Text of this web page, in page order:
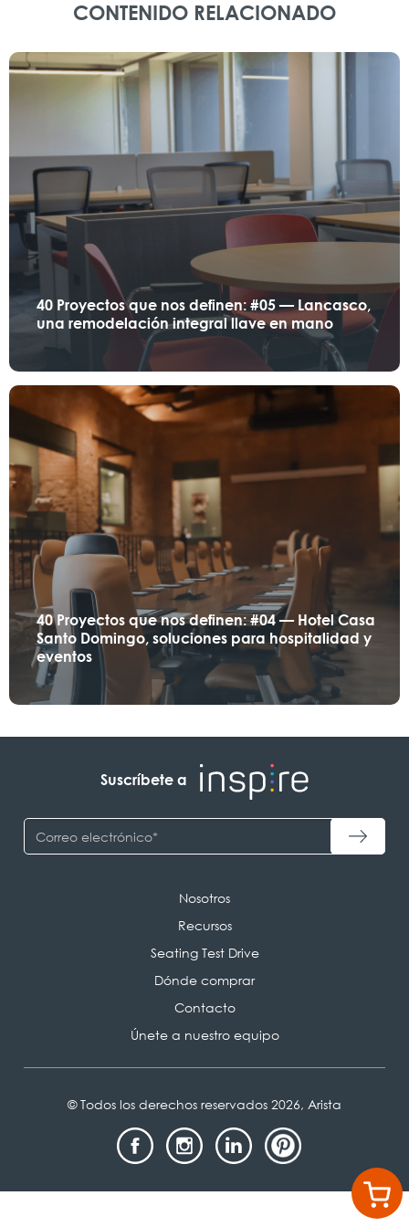
CONTENIDO RELACIONADO
40 Proyectos que nos definen: #05 — Lancasco,
una remodelación integral llave en mano
40 Proyectos que nos definen: #04 — Hotel Casa
Santo Domingo, soluciones para hospitalidad y
eventos
Suscríbete a
Nosotros
Recursos
Seating Test Drive
Dónde comprar
Contacto
Únete a nuestro equipo
© Todos los derechos reservados 2026, Arista